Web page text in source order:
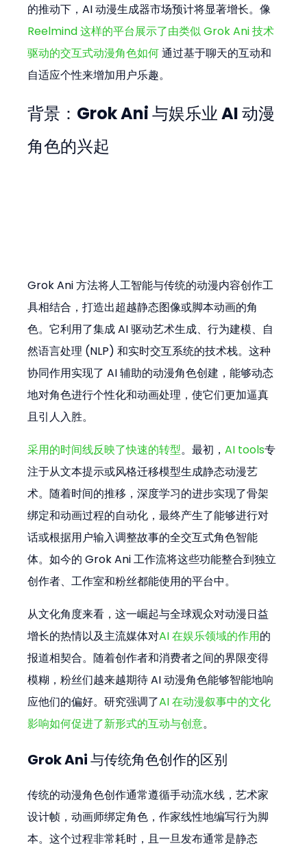
的推动下，AI 动漫生成器市场预计将显著增长。像
Reelmind 这样的平台展示了由类似 Grok Ani 技术
驱动的交互式动漫角色如何 通过基于聊天的互动和
自适应个性来增加用户乐趣。
背景：Grok Ani 与娱乐业 AI 动漫
角色的兴起
Grok Ani 方法将人工智能与传统的动漫内容创作工
具相结合，打造出超越静态图像或脚本动画的角
色。它利用了集成 AI 驱动艺术生成、行为建模、自
然语言处理 (NLP) 和实时交互系统的技术栈。这种
协同作用实现了 AI 辅助的动漫角色创建，能够动态
地对角色进行个性化和动画处理，使它们更加逼真
且引人入胜。
采用的时间线反映了快速的转型。最初，AI tools专
注于从文本提示或风格迁移模型生成静态动漫艺
术。随着时间的推移，深度学习的进步实现了骨架
绑定和动画过程的自动化，最终产生了能够进行对
话或根据用户输入调整故事的全交互式角色智能
体。如今的 Grok Ani 工作流将这些功能整合到独立
创作者、工作室和粉丝都能使用的平台中。
从文化角度来看，这一崛起与全球观众对动漫日益
增长的热情以及主流媒体对AI 在娱乐领域的作用的
报道相契合。随着创作者和消费者之间的界限变得
模糊，粉丝们越来越期待 AI 动漫角色能够智能地响
应他们的偏好。研究强调了AI 在动漫叙事中的文化
影响如何促进了新形式的互动与创意。
Grok Ani 与传统角色创作的区别
传统的动漫角色创作通常遵循手动流水线，艺术家
设计帧，动画师绑定角色，作家线性地编写行为脚
本。这个过程非常耗时，且一旦发布通常是静态